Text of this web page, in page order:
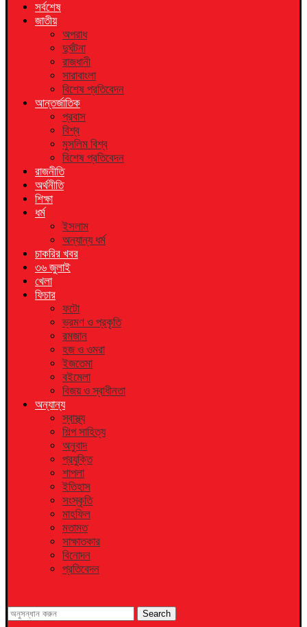
সর্বশেষ
জাতীয়
অপরাধ
দুর্ঘটনা
রাজধানী
সারাবাংলা
বিশেষ প্রতিবেদন
আন্তর্জাতিক
প্রবাস
বিশ্ব
মুসলিম বিশ্ব
বিশেষ প্রতিবেদন
রাজনীতি
অর্থনীতি
শিক্ষা
ধর্ম
ইসলাম
অন্যান্য ধর্ম
চাকরির খবর
৩৬ জুলাই
খেলা
ফিচার
ফটো
ভ্রমণ ও প্রকৃতি
রমজান
হজ ও ওমরা
ইজতেমা
বইমেলা
বিজয় ও স্বাধীনতা
অন্যান্য
স্বাস্থ্য
শিল্প সাহিত্য
অনুবাদ
প্রযুক্তি
শাপলা
ইতিহাস
সংস্কৃতি
মাহফিল
মতামত
সাক্ষাতকার
বিনোদন
প্রতিবেদন
Search